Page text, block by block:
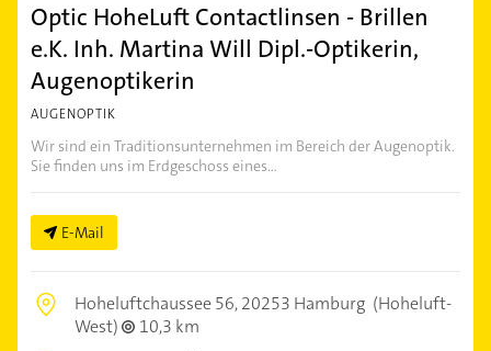
Optic HoheLuft Contactlinsen - Brillen
e.K. Inh. Martina Will Dipl.-Optikerin,
Augenoptikerin
AUGENOPTIK
Wir sind ein Traditionsunternehmen im Bereich der Augenoptik.
Sie finden uns im Erdgeschoss eines...
E-Mail
Hoheluftchaussee 56,20253 Hamburg (Hoheluft-
West)
10,3 km